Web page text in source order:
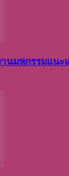
นมหกรรมแนะ